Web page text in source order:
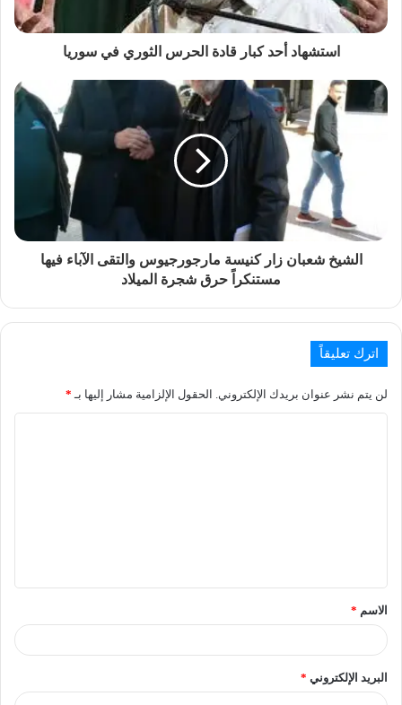
استشهاد أحد كبار قادة الحرس الثوري في سوريا
الشيخ شعبان زار كنيسة مارجورجيوس والتقى الآباء فيها
مستنكراً حرق شجرة الميلاد
اترك تعليقاً
لن يتم نشر عنوان بريدك الإلكتروني. الحقول الإلزامية مشار إليها بـ *
الاسم *
البريد الإلكتروني *